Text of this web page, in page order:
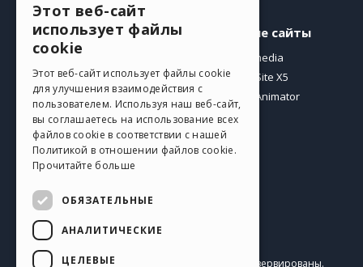
Профиль
Мои посты
Мои лицензии
Загрузить
Веб-хостинг
Мои кредиты
Другие сайты
Incomedia
WebSite X5
WebAnimator
Pусский
Copyright © 2026Incomedia s.r.l. Все права зарезервированы.
GERMAN
SPANISH
PORTUGUESE
POLISH
Этот веб-сайт
использует файлы
cookie
Этот веб-сайт использует файлы cookie
для улучшения взаимодействия с
пользователем. Используя наш веб-сайт,
вы соглашаетесь на использование всех
файлов cookie в соответствии с нашей
Политикой в ​​отношении файлов cookie.
Прочитайте больше
ОБЯЗАТЕЛЬНЫЕ
АНАЛИТИЧЕСКИЕ
ЦЕЛЕВЫЕ